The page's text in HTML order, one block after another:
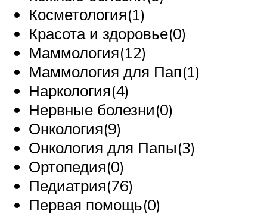
Косметология(1)
Красота и здоровье(0)
Маммология(12)
Маммология для Пап(1)
Наркология(4)
Нервные болезни(0)
Онкология(9)
Онкология для Папы(3)
Ортопедия(0)
Педиатрия(76)
Первая помощь(0)